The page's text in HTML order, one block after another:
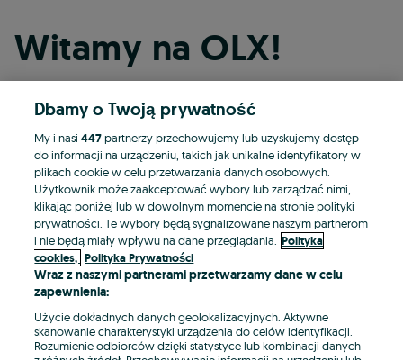
Witamy na OLX!
Kontynuuj przez Facebooka
Kontynuuj przez konto Apple
Kontynuuj przez konto Google
LUB
E-mail
Dbamy o Twoją prywatność
My i nasi447partnerzy przechowujemy lub uzyskujemy dostęp
do informacji na urządzeniu, takich jak unikalne identyfikatory w
plikach cookie w celu przetwarzania danych osobowych.
Użytkownik może zaakceptować wybory lub zarządzać nimi,
klikając poniżej lub w dowolnym momencie na stronie polityki
prywatności. Te wybory będą sygnalizowane naszym partnerom
i nie będą miały wpływu na dane przeglądania. Polityka
cookies, Polityka Prywatności
Wraz z naszymi partnerami przetwarzamy dane w celu
zapewnienia:
Użycie dokładnych danych geolokalizacyjnych. Aktywne
skanowanie charakterystyki urządzenia do celów identyfikacji.
Rozumienie odbiorców dzięki statystyce lub kombinacji danych